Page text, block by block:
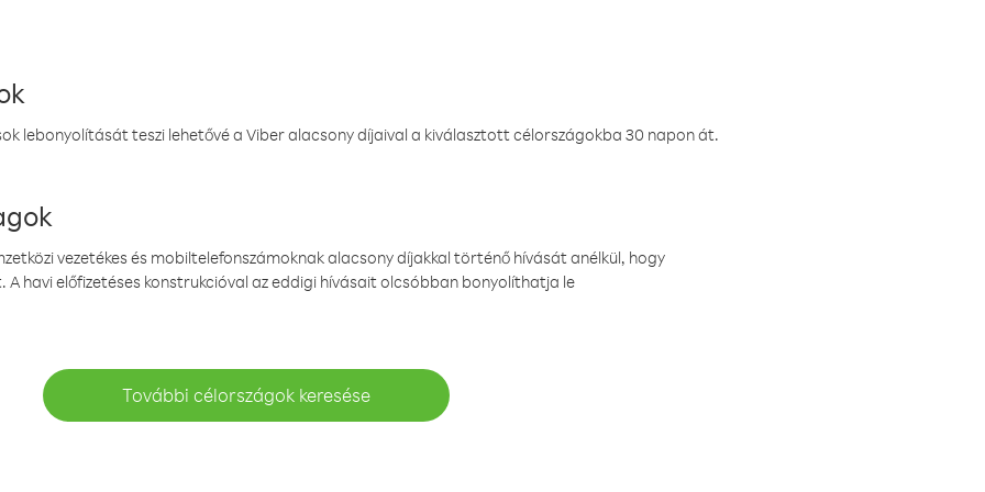
lebonyolítását teszi lehetővé a Viber alacsony díjaival a kiválasztott célországokba 30 napon át.
vezetékes és mobiltelefonszámoknak alacsony díjakkal történő hívását anélkül, hogy
havi előfizetéses konstrukcióval az eddigi hívásait olcsóbban bonyolíthatja le
További célországok keresése